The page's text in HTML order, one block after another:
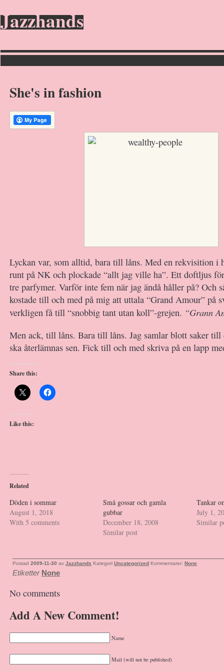
Jazzhands
She's in fashion
Lyckan var, som alltid, bara till låns. Med en rekvisition i
runt på NK och plockade “allt jag ville ha”. Ett doftljus
tre parfymer. Varför inte fem när jag ändå håller på? Och
kostade till och med på mig att uttala “Grand Amour” på
verkligen få till “snobbig tant utan koll”-grejen. “Grann
Men ack, till låns. Bara till låns. Jag samlar blott saker
ska återlämnas sen. Fick till och med skriva på en lapp
Share this:
Like this:
Related
Döden i sommar
August 1, 2018
With 5 comments
Små gossar och gamla
gubbar
December 18, 2008
Similar post
Tankar
July 1,
Similar
Postad 2009-11-30 av Jazzhands Kategori Uncategorized Kommentarer: None
Etiketter None
No comments
Add A New Comment!
Name
Mail (will not be published)